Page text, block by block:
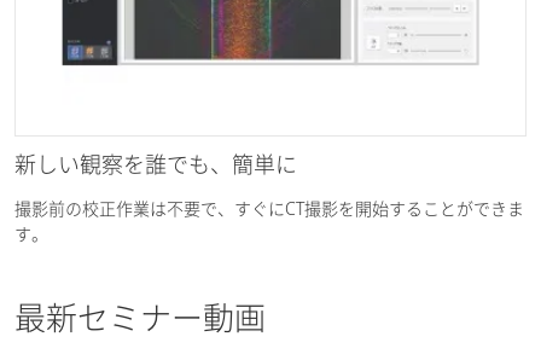
新しい観察を誰でも、簡単に
撮影前の校正作業は不要で、すぐにCT撮影を開始することができま
す。
最新セミナー動画